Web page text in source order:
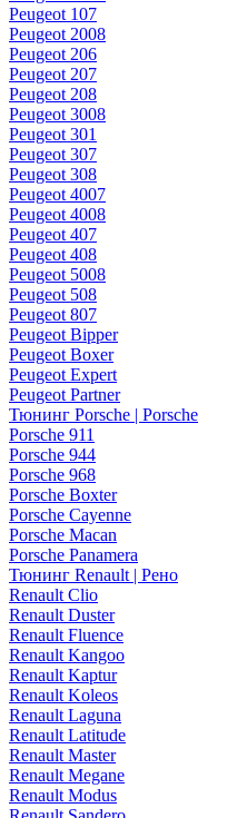
Peugeot 107
Peugeot 2008
Peugeot 206
Peugeot 207
Peugeot 208
Peugeot 3008
Peugeot 301
Peugeot 307
Peugeot 308
Peugeot 4007
Peugeot 4008
Peugeot 407
Peugeot 408
Peugeot 5008
Peugeot 508
Peugeot 807
Peugeot Bipper
Peugeot Boxer
Peugeot Expert
Peugeot Partner
Тюнинг Porsche | Porsche
Porsche 911
Porsche 944
Porsche 968
Porsche Boxter
Porsche Cayenne
Porsche Macan
Porsche Panamera
Тюнинг Renault | Рено
Renault Clio
Renault Duster
Renault Fluence
Renault Kangoo
Renault Kaptur
Renault Koleos
Renault Laguna
Renault Latitude
Renault Master
Renault Megane
Renault Modus